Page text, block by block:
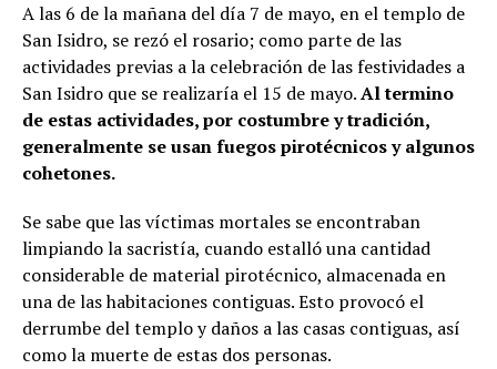
A las 6 de la mañana del día 7 de mayo, en el templo de
San Isidro, se rezó el rosario; como parte de las
actividades previas a la celebración de las festividades a
San Isidro que se realizaría el 15 de mayo.Al termino
de estas actividades, por costumbre y tradición,
generalmente se usan fuegos pirotécnicos y algunos
cohetones.
Se sabe que las víctimas mortales se encontraban
limpiando la sacristía, cuando estalló una cantidad
considerable de material pirotécnico, almacenada en
una de las habitaciones contiguas. Esto provocó el
derrumbe del templo y daños a las casas contiguas, así
como la muerte de estas dos personas.